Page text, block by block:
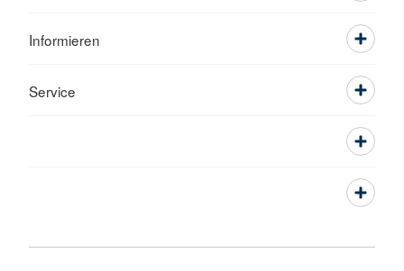
Informieren
Service